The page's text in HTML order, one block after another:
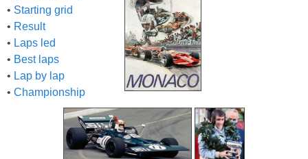
• Starting grid
• Result
• Laps led
• Best laps
• Lap by lap
• Championship